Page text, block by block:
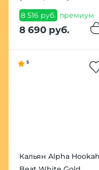
8 516 руб. премиум
8 690 руб.
5
Кальян Alpha Hookah